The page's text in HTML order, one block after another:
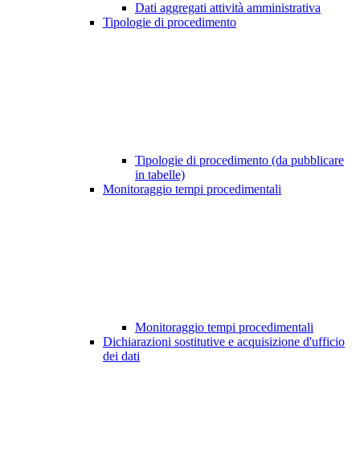
Dati aggregati attività amministrativa
Tipologie di procedimento
Tipologie di procedimento (da pubblicare
in tabelle)
Monitoraggio tempi procedimentali
Monitoraggio tempi procedimentali
Dichiarazioni sostitutive e acquisizione d'ufficio
dei dati